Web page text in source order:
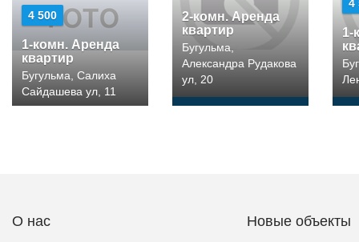
4 500
1-комн. Аренда
квартир
Бугульма, Салиха
Сайдашева ул, 11
2-комн. Аренда
квартир
Бугульма,
Александра Рудакова
ул, 20
4
1-
О нас Новые объекты